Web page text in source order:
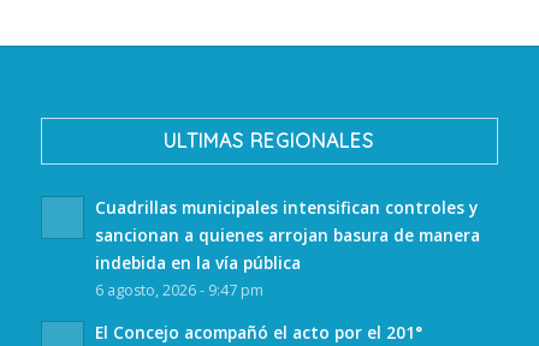
ULTIMAS REGIONALES
Cuadrillas municipales intensifican controles y
sancionan a quienes arrojan basura de manera
indebida en la vía pública
6 agosto, 2026 - 9:47 pm
El Concejo acompañó el acto por el 201°